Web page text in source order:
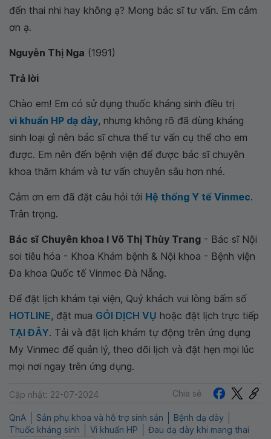
đến thai nhi hay không ạ? Mong bác sĩ tư vấn. Em cảm
ơn ạ.
Nguyễn Thị Nga (1991)
Trả lời
Chào em! Em có sử dụng thuốc kháng sinh điều trị
vi khuẩn HP dạ dày, nhưng không rõ đã dùng kháng
sinh loại gì nên bác sĩ chưa thể tư vấn cụ thể cho em
được. Em nên đến bệnh viện để được bác sĩ chuyên
khoa thăm khám và tư vấn chuyên sâu hơn nhé.
Cảm ơn em đã đặt câu hỏi tới Hệ thống Y tế Vinmec.
Trân trọng.
Bác sĩ Chuyên khoa I Võ Thị Thùy Trang - Bác sĩ Nội
soi tiêu hóa - Khoa Khám bệnh & Nội khoa - Bệnh viện
Đa khoa Quốc tế Vinmec Đà Nẵng.
Để đặt lịch khám tại viện, Quý khách vui lòng bấm số
HOTLINE, đặt mua GÓI DỊCH VỤ hoặc đặt lịch trực tiếp
TẠI ĐÂY. Tải và đặt lịch khám tự động trên ứng dụng
My Vinmec để quản lý, theo dõi lịch và đặt hẹn mọi lúc
mọi nơi ngay trên ứng dụng.
Cập nhật: 22-07-2024 Chia sẻ
QnA Sản phụ khoa và hỗ trợ sinh sản
Bệnh dạ dày
Thuốc kháng sinh
Vi khuẩn HP Đau dạ dày khi mang thai